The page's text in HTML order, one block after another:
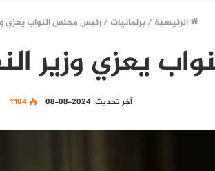
الرئيسية /برلمانيات/رئيس مجلس النواب يعزي
يعزي وزير
آخر تحديث: 2024-08-08 1٬104